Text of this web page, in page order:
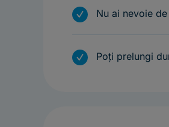
m Nu ai nevoie
m Poți prelungi